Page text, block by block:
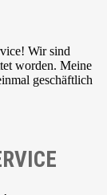
Wir sind
worden. Meine
geschäftlich